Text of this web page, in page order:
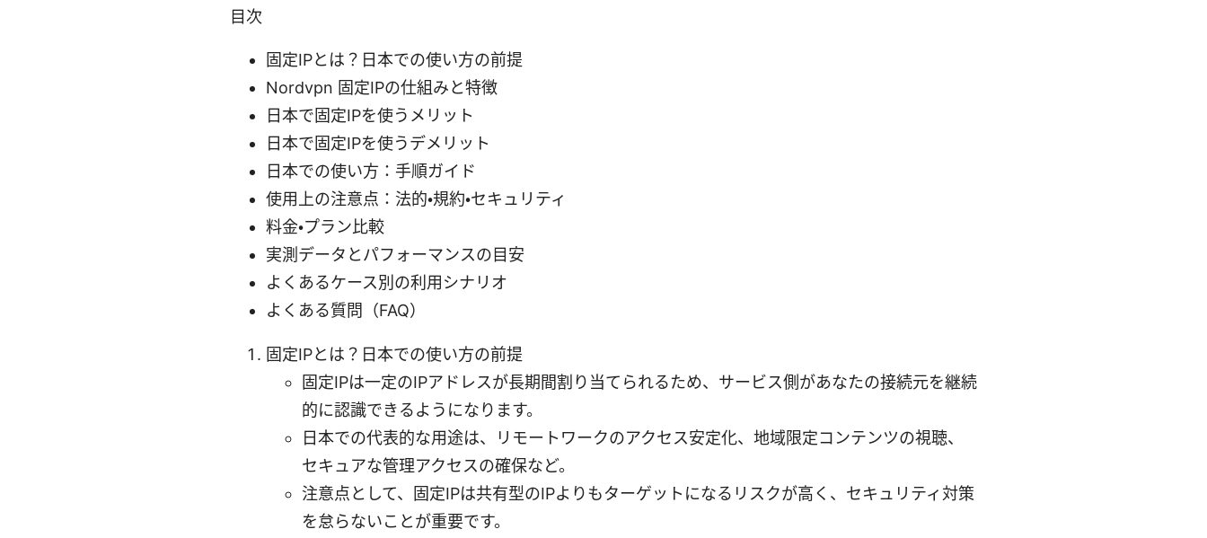
目次
固定IPとは？日本での使い方の前提
Nordvpn 固定IPの仕組みと特徴
日本で固定IPを使うメリット
日本で固定IPを使うデメリット
日本での使い方：手順ガイド
使用上の注意点：法的・規約・セキュリティ
料金・プラン比較
実測データとパフォーマンスの目安
よくあるケース別の利用シナリオ
よくある質問（FAQ）
固定IPとは？日本での使い方の前提
固定IPは一定のIPアドレスが長期間割り当てられるため、サービス側があなたの接続元を継続
的に認識できるようになります。
日本での代表的な用途は、リモートワークのアクセス安定化、地域限定コンテンツの視聴、
セキュアな管理アクセスの確保など。
注意点として、固定IPは共有型のIPよりもターゲットになるリスクが高く、セキュリティ対策
を怠らないことが重要です。